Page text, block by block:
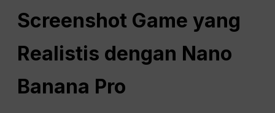
Screenshot Game yang
Realistis dengan Nano
Banana Pro